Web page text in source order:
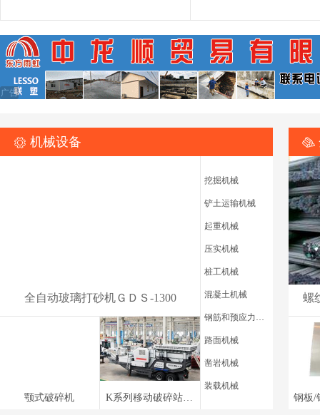
广告
机械设备
全自动玻璃打砂机ＧＤＳ-1300
颚式破碎机 K系列移动破碎站 轮胎式移动破碎机
挖掘机械
铲土运输机械
起重机械
压实机械
桩工机械
混凝土机械
钢筋和预应力机械
路面机械
凿岩机械
装载机械